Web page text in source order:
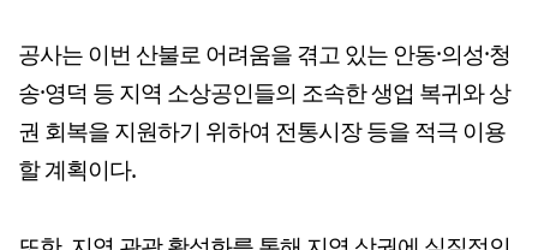
공사는 이번 산불로 어려움을 겪고 있는 안동·의성·청
송·영덕 등 지역 소상공인들의 조속한 생업 복귀와 상
권 회복을 지원하기 위하여 전통시장 등을 적극 이용
할 계획이다.